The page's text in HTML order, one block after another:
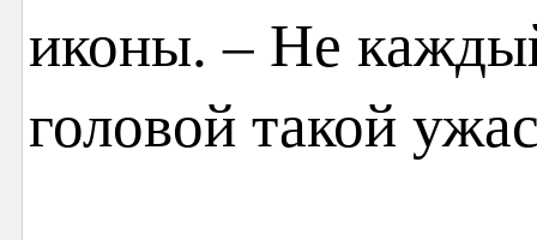
иконы. – Не
головой такой